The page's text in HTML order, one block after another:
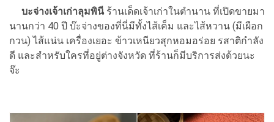
บะจ่างเจ้าเก่าลุมพินี ร้านเด็ดเจ้าเก่าในตำนาน ที่เปิดขายมา
นานกว่า 40 ปี บ๊ะจ่างของที่นี่มีทั้งไส้เค็ม และไส้หวาน (มีเผือก
กวน) ไส้แน่น เครื่องเยอะ ข้าวเหนียวสุกหอมอร่อย รสาติกำลัง
ดี และสำหรับใครที่อยู่ต่างจังหวัด ที่ร้านก็มีบริการส่งด้วยนะ
จ๊ะ